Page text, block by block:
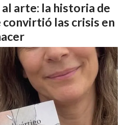
arte: la historia de
convirtió las crisis en